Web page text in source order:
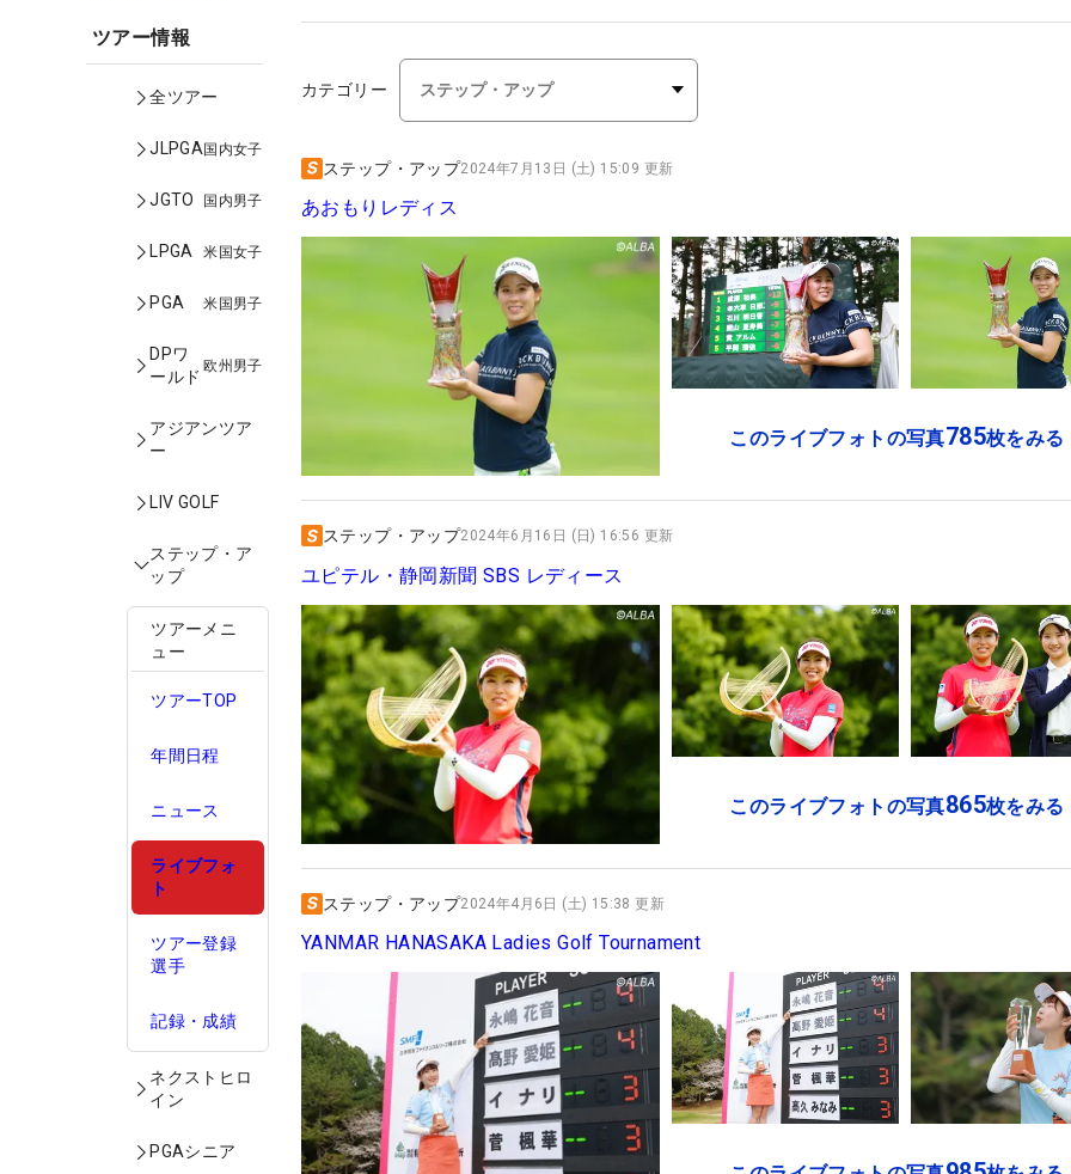
ツアー情報
全ツアー
JLPGA国内女子
JGTO 国内男子
LPGA 米国女子
PGA 米国男子
DPワ
ールド
欧州男子
アジアンツア
ー
LIV GOLF
ステップ・ア
ップ
ツアーメニ
ュー
ツアーTOP
年間日程
ニュース
ライブフォ
ト
ツアー登録
選手
記録・成績
ネクストヒロ
イン
PGAシニア
カテゴリー
ステップ・アップ2024年7月13日 (土) 15:09 更新
あおもりレディス
このライブフォトの写真785枚をみる
ステップ・アップ2024年6月16日 (日) 16:56 更新
ユピテル・静岡新聞 SBS レディース
このライブフォトの写真865枚をみる
ステップ・アップ2024年4月6日 (土) 15:38 更新
YANMAR HANASAKA Ladies Golf Tournament